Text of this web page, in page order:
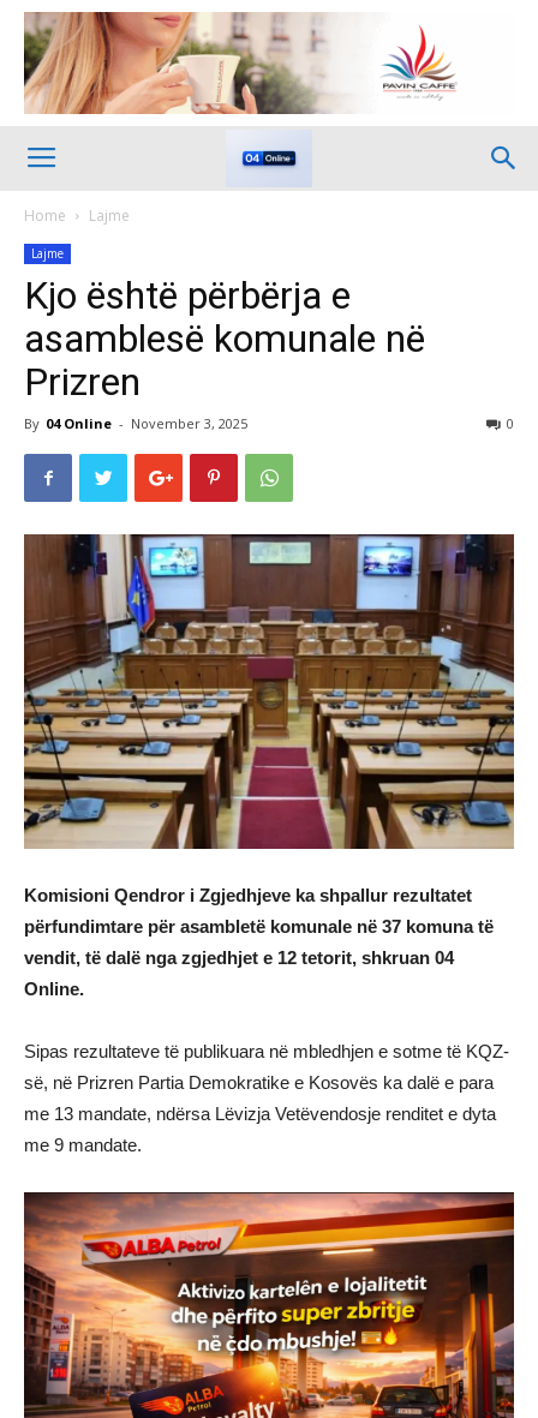
Home Lajme
Lajme
Kjo është përbërja e
asamblesë komunale në
Prizren
By 04 Online - November 3, 2025 0
Komisioni Qendror i Zgjedhjeve ka shpallur rezultatet
përfundimtare për asambletë komunale në 37 komuna të
vendit, të dalë nga zgjedhjet e 12 tetorit, shkruan 04
Online.
Sipas rezultateve të publikuara në mbledhjen e sotme të KQZ-
së, në Prizren Partia Demokratike e Kosovës ka dalë e para
me 13 mandate, ndërsa Lëvizja Vetëvendosje renditet e dyta
me 9 mandate.